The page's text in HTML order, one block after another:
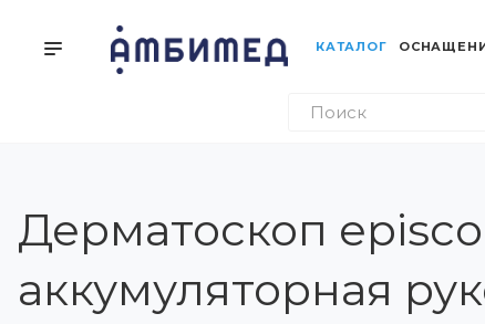
КАТАЛОГ
Дерматоскоп
аккумуляторная